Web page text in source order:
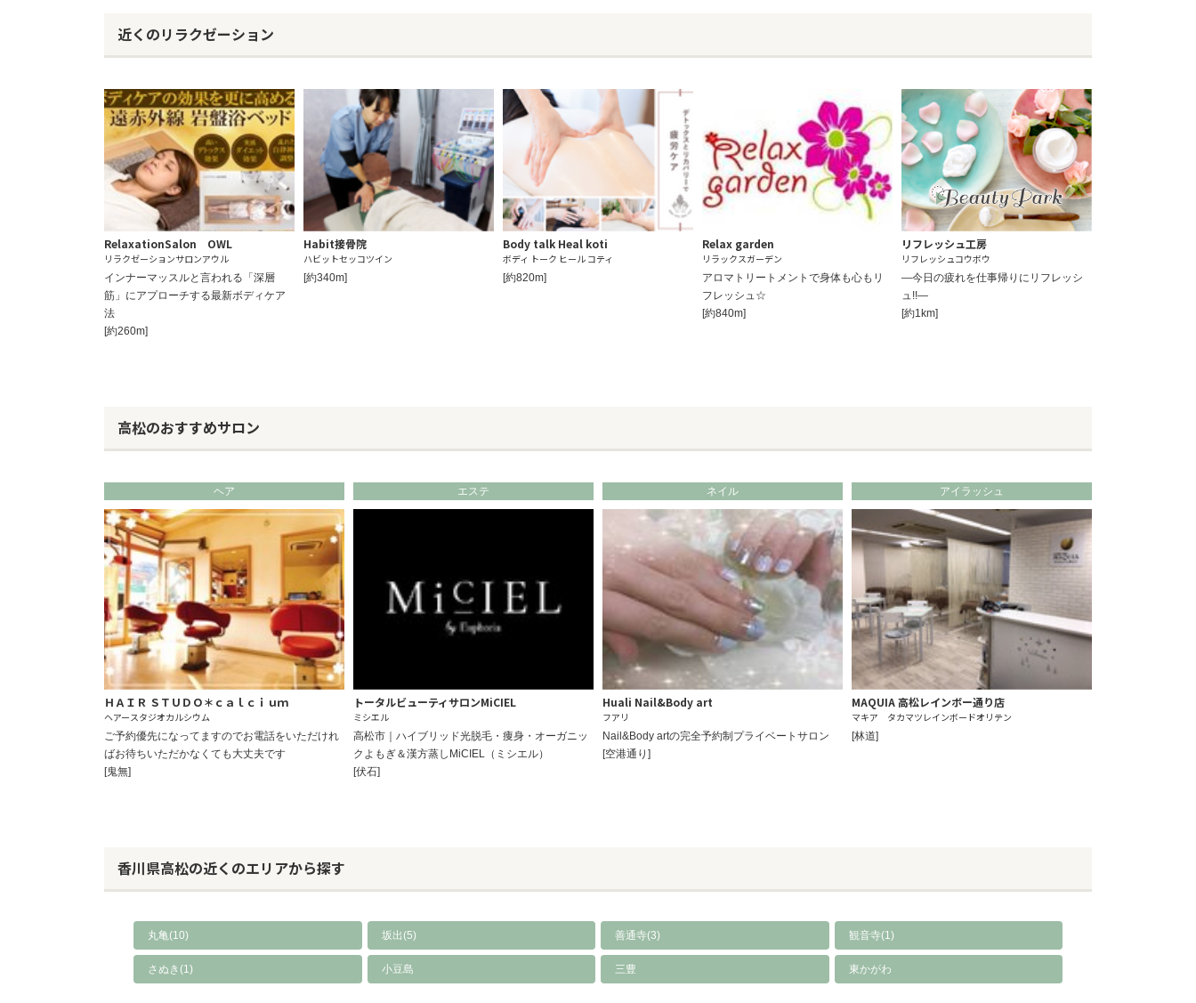
近くのリラクゼーション
RelaxationSalon OWL
リラクゼーションサロンアウル
インナーマッスルと言われる「深層
筋」にアプローチする最新ボディケア
法
[約260m]
Habit接骨院
ハビットセッコツイン
[約340m]
Body talk Heal koti
ボディ トーク ヒール コティ
[約820m]
Relax garden
リラックスガーデン
アロマトリートメントで身体も心もリ
フレッシュ☆
[約840m]
リフレッシュ工房
リフレッシュコウボウ
―今日の疲れを仕事帰りにリフレッシ
ュ!!―
[約1km]
高松のおすすめサロン
ヘア
ＨＡＩＲ ＳＴＵＤＯ＊ｃａｌｃｉｕｍ
ヘアースタジオカルシウム
ご予約優先になってますのでお電話をいただけれ
ばお待ちいただかなくても大丈夫です
[鬼無]
エステ
トータルビューティサロンMiCIEL
ミシエル
高松市｜ハイブリッド光脱毛・痩身・オーガニッ
クよもぎ＆漢方蒸しMiCIEL（ミシエル）
[伏石]
ネイル
Huali Nail&Body art
フアリ
Nail&Body artの完全予約制プライベートサロン
[空港通り]
アイラッシュ
MAQUIA 高松レインボー通り店
マキア タカマツレインボードオリテン
[林道]
香川県高松の近くのエリアから探す
丸亀(10) 坂出(5) 善通寺(3) 観音寺(1)
さぬき(1) 小豆島 三豊 東かがわ